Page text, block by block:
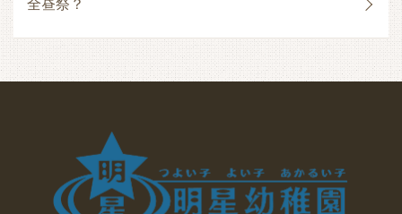
全昼祭？